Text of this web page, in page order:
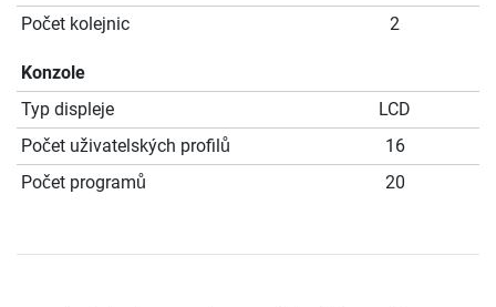
Počet kolejnic
2
Konzole
Typ displeje
LCD
Počet uživatelských profilů
16
Počet programů
20